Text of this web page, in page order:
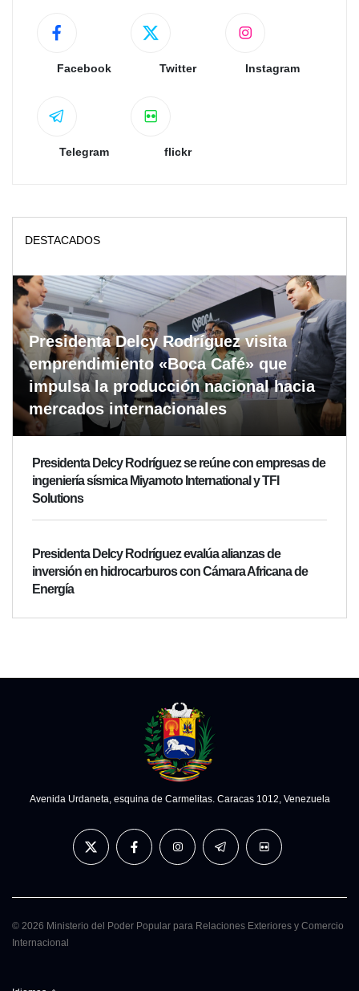
Facebook Twitter Instagram
Telegram flickr
DESTACADOS
Presidenta Delcy Rodríguez visita
emprendimiento «Boca Café» que
impulsa la producción nacional hacia
mercados internacionales
Presidenta Delcy Rodríguez se reúne con empresas de
ingeniería sísmica Miyamoto International y TFI
Solutions
Presidenta Delcy Rodríguez evalúa alianzas de
inversión en hidrocarburos con Cámara Africana de
Energía
Avenida Urdaneta, esquina de Carmelitas. Caracas 1012, Venezuela
© 2026 Ministerio del Poder Popular para Relaciones Exteriores y Comercio
Internacional